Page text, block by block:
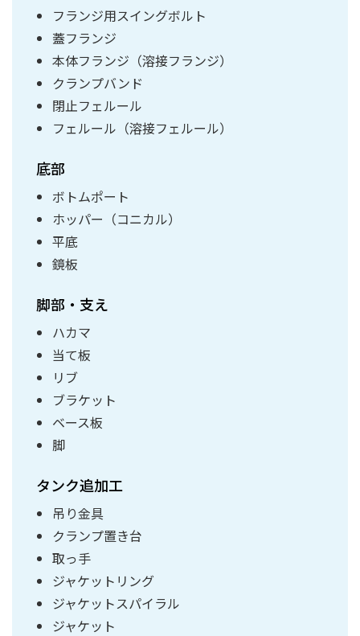
フランジ用スイングボルト
蓋フランジ
本体フランジ（溶接フランジ）
クランプバンド
閉止フェルール
フェルール（溶接フェルール）
底部
ボトムポート
ホッパー（コニカル）
平底
鏡板
脚部・支え
ハカマ
当て板
リブ
ブラケット
ベース板
脚
タンク追加工
吊り金具
クランプ置き台
取っ手
ジャケットリング
ジャケットスパイラル
ジャケット